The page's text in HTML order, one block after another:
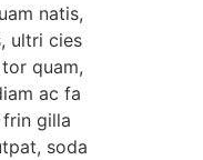
natis,
ultri cies
quam,
ac fa
gilla
soda